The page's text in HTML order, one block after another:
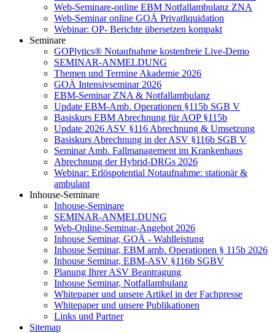
Web-Seminare-online EBM Notfallambulanz ZNA
Web-Seminar online GOÄ Privatliquidation
Webinar: OP- Berichte übersetzen kompakt
Seminare
GOPlytics® Notaufnahme kostenfreie Live-Demo
SEMINAR-ANMELDUNG
Themen und Termine Akademie 2026
GOÄ Intensivseminar 2026
EBM-Seminar ZNA & Notfallambulanz
Update EBM-Amb. Operationen §115b SGB V
Basiskurs EBM Abrechnung für AOP §115b
Update 2026 ASV §116 Abrechnung & Umsetzung
Basiskurs Abrechnung in der ASV §116b SGB V
Seminar Amb. Fallmanagement im Krankenhaus
Abrechnung der Hybrid-DRGs 2026
Webinar: Erlöspotential Notaufnahme: stationär &
ambulant
Inhouse-Seminare
Inhouse-Seminare
SEMINAR-ANMELDUNG
Web-Online-Seminar-Angebot 2026
Inhouse Seminar, GOÄ - Wahlleistung
Inhouse Seminar, EBM amb. Operationen § 115b 2026
Inhouse Seminar, EBM-ASV §116b SGBV
Planung Ihrer ASV Beantragung
Inhouse Seminar, Notfallambulanz
Whitepaper und unsere Artikel in der Fachpresse
Whitepaper und unsere Publikationen
Links und Partner
Sitemap